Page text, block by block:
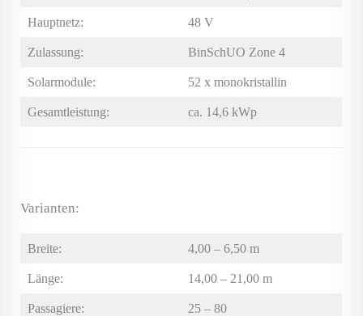
Hauptnetz: 48 V
Zulassung: BinSchUO Zone 4
Solarmodule: 52 x monokristallin
Gesamtleistung: ca. 14,6 kWp
Varianten:
Breite: 4,00 – 6,50 m
Länge: 14,00 – 21,00 m
Passagiere: 25 – 80